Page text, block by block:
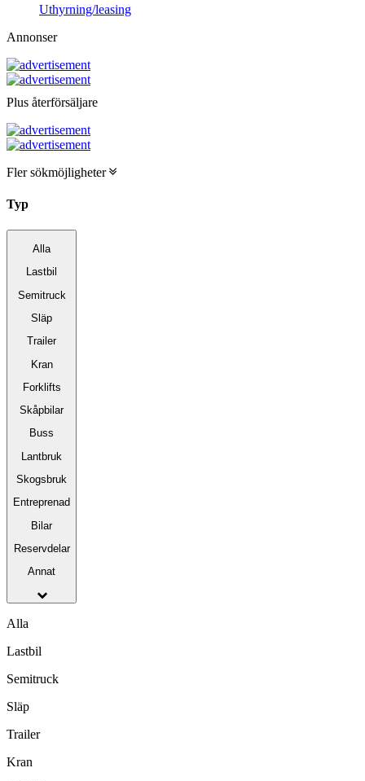
Uthyrning/leasing
Annonser
Plus återförsäljare
Fler sökmöjligheter
Typ
Alla
Lastbil
Semitruck
Släp
Trailer
Kran
Forklifts
Skåpbilar
Buss
Lantbruk
Skogsbruk
Entreprenad
Bilar
Reservdelar
Annat
Alla
Lastbil
Semitruck
Släp
Trailer
Kran